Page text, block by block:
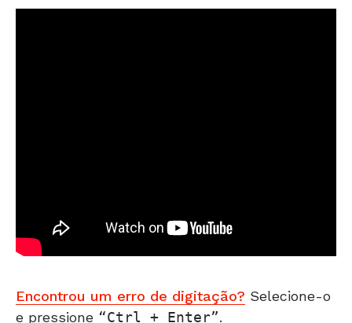
Encontrou um erro de digitação? Selecione-o
e pressione
Ctrl + Enter .